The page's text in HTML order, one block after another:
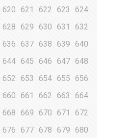
620 621 622 623
624
628 629 630 631
632
636 637 638 639 640
644 645 646 647 648
652 653 654 655 656
660 661 662 663
664
668 669 670 671
672
676 677 678 679
680